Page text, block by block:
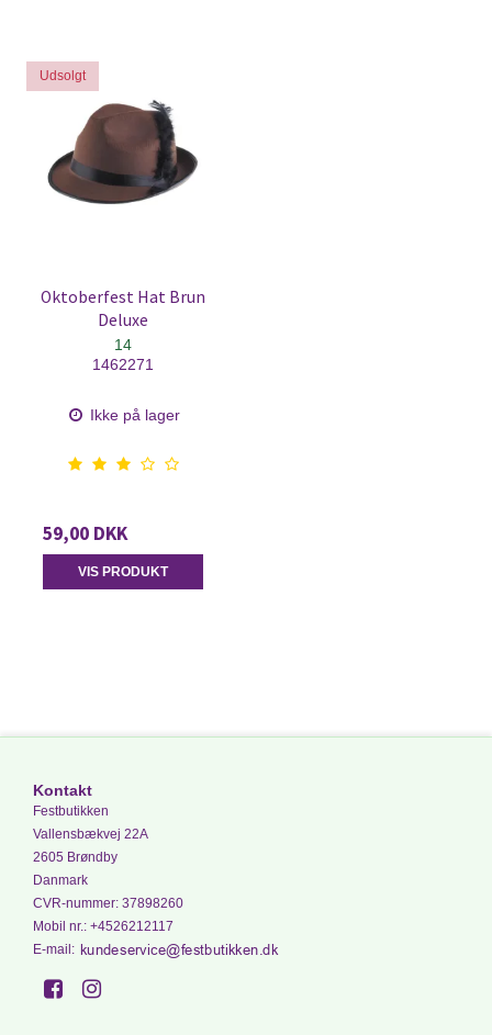
Udsolgt
Oktoberfest Hat Brun
Deluxe
14
1462271
Ikke på lager
59,00 DKK
VIS PRODUKT
Kontakt
Festbutikken
Vallensbækvej 22A
2605 Brøndby
Danmark
CVR-nummer: 37898260
Mobil nr.: +4526212117
E-mail :